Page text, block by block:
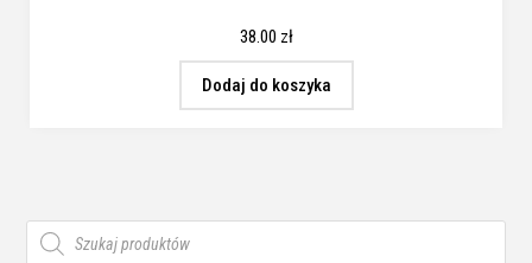
38.00 zł
Dodaj do koszyka